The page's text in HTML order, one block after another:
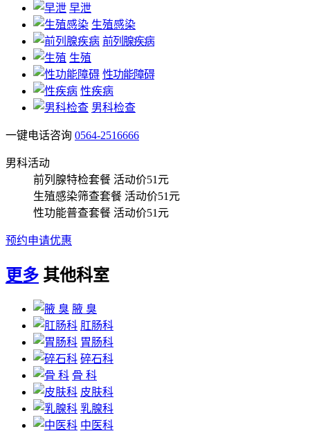
早泄
生殖感染
前列腺疾病
生殖
性功能障碍
性疾病
男科检查
一键电话咨询 0564-2516666
男科活动
前列腺特检套餐 活动价51元
生殖感染筛查套餐 活动价51元
性功能普查套餐 活动价51元
预约申请优惠
更多 其他科室
腋 臭
肛肠科
胃肠科
碎石科
骨 科
皮肤科
乳腺科
中医科